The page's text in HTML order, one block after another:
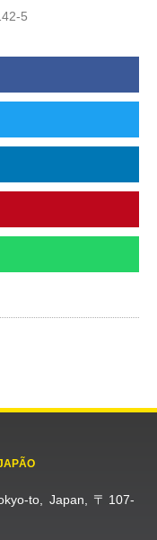
5
to, Japan, 〒107-